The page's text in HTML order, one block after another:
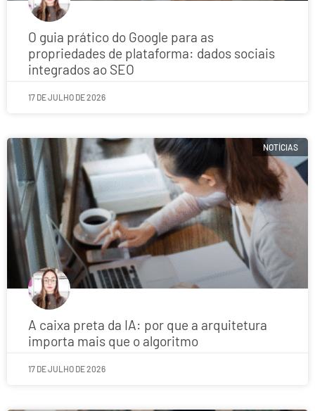
O guia prático do Google para as
propriedades de plataforma: dados sociais
integrados ao SEO
17 DE JULHO DE 2026
NOTÍCIAS
A caixa preta da IA: por que a arquitetura
importa mais que o algoritmo
17 DE JULHO DE 2026